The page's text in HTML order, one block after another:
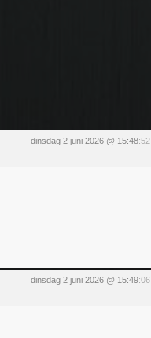
dinsdag 2 juni 2026 @ 15:48:52
dinsdag 2 juni 2026 @ 15:49:06